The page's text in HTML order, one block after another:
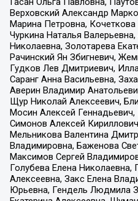
Верховский Александр
Марина Петровна,
Чуркина Наталья
Николаевна, Золотарева
Рачинский Ян Збигневич,
Гудков Лев Дмитриевич,
Саранг Анна Васильевна,
Аверин Владимир
Щур Николай Алексеевич,
Мосин Алексей Геннадьевич,
Симонов Алексей
Мельникова Валентина
Владимировна, Баженова
Максимов Сергей
Голубева Елена Николаевна,
Алексеевна, Закс Елена
Юрьевна, Гендель Людмила